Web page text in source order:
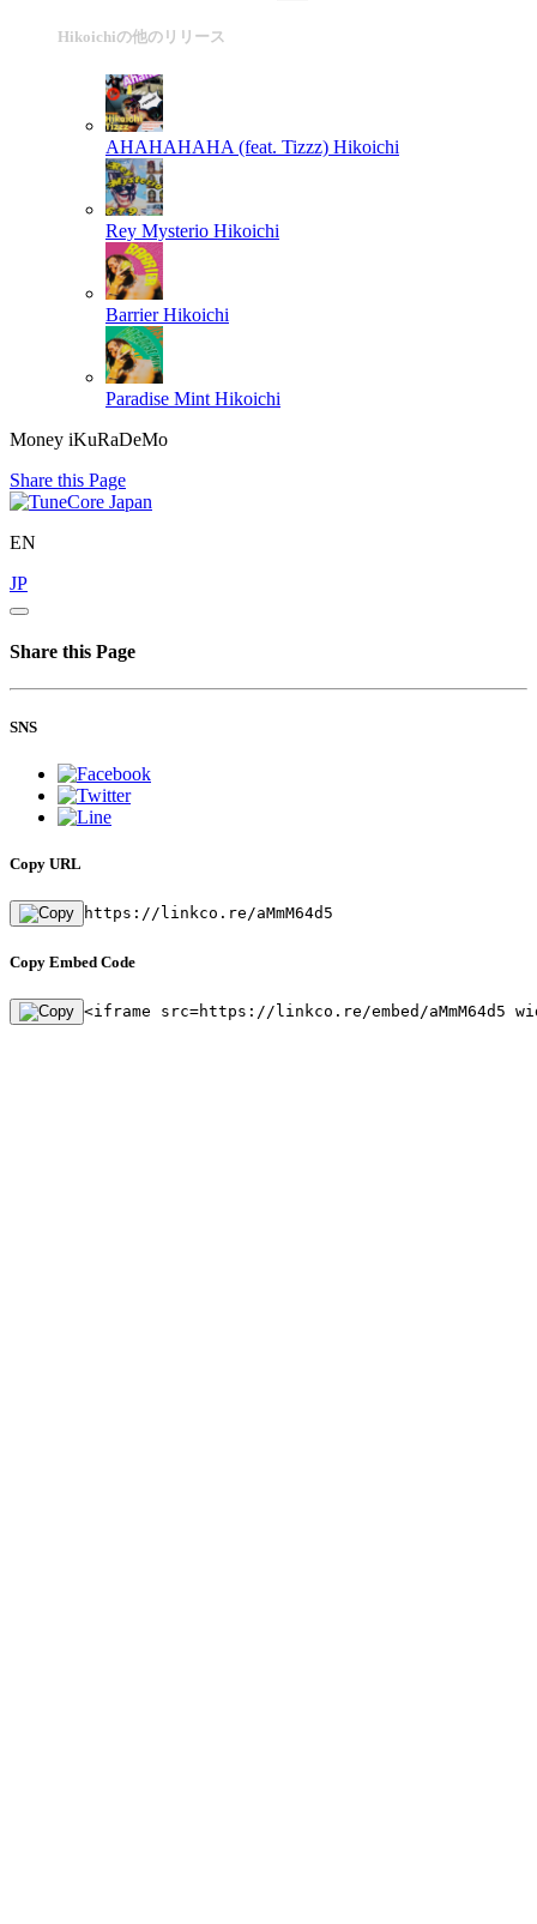
Hikoichiの他のリリース
AHAHAHAHA (feat. Tizzz) Hikoichi
Rey Mysterio Hikoichi
Barrier Hikoichi
Paradise Mint Hikoichi
Money iKuRaDeMo
Share this Page
EN
JP
Share this Page
SNS
Copy URL
https://linkco.re/aMmM64d5
Copy Embed Code
<iframe src=https://linkco.re/embed/aMmM64d5